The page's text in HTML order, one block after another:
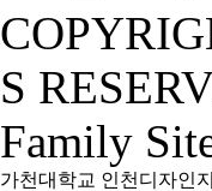
S
Family
가천대학교 인천디자인